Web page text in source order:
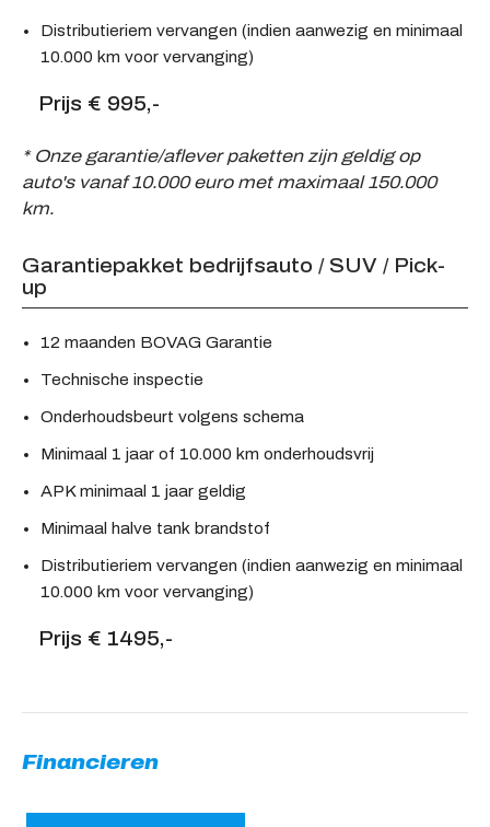
Distributieriem vervangen (indien aanwezig en minimaal
10.000 km voor vervanging)
Prijs € 995,-
* Onze garantie/aflever paketten zijn geldig op
auto's vanaf 10.000 euro met maximaal 150.000
km.
Garantiepakket bedrijfsauto / SUV / Pick-
up
12 maanden BOVAG Garantie
Technische inspectie
Onderhoudsbeurt volgens schema
Minimaal 1 jaar of 10.000 km onderhoudsvrij
APK minimaal 1 jaar geldig
Minimaal halve tank brandstof
Distributieriem vervangen (indien aanwezig en minimaal
10.000 km voor vervanging)
Prijs € 1495,-
Financieren